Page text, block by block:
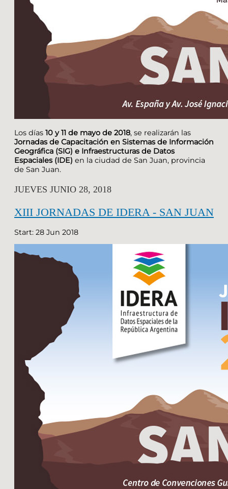
Los días 10 y 11 de mayo de 2018, se realizarán las
Jornadas de Capacitación en Sistemas de Información
Geográfica (SIG) e Infraestructuras de Datos
Espaciales (IDE) en la ciudad de San Juan, provincia
de San Juan.
JUEVES JUNIO 28, 2018
XIII JORNADAS DE IDERA - SAN JUAN
Start: 28 Jun 2018